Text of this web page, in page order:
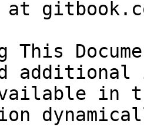
at
This
in